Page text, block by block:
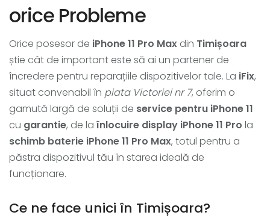
orice Probleme
Orice posesor de iPhone 11 Pro Max din Timișoara
știe cât de important este să ai un partener de
încredere pentru reparațiile dispozitivelor tale. La iFix,
situat convenabil în piata Victoriei nr 7, oferim o
gamută largă de soluții de service pentru iPhone 11
cu garantie, de la înlocuire display iPhone 11 Pro la
schimb baterie iPhone 11 Pro Max, totul pentru a
păstra dispozitivul tău în starea ideală de
funcționare.
Ce ne face unici în Timișoara?